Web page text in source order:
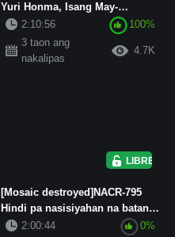
Yuri Honma, Isang May-
asawang Babae na Nang-akit sa
2:10:56
100%
3 taon ang
nakalipas
4.7K
LIBRE
[Mosaic destroyed]NACR-795
Hindi pa nasisiyahan na batang
asawang babae ay nagpaka...
2:00:44
0%